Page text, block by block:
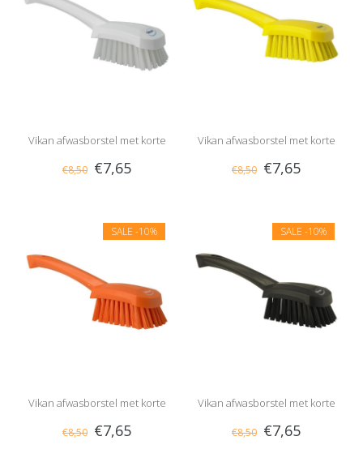
Vikan afwasborstel met korte
steel, hard
€8,50 €7,65
Vikan afwasborstel met korte
steel, hard
€8,50 €7,65
SALE -10%
Vikan afwasborstel met korte
steel, hard
€8,50 €7,65
SALE -10%
Vikan afwasborstel met korte
steel, hard
€8,50 €7,65